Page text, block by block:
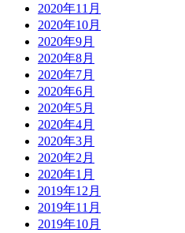
2020年11月
2020年10月
2020年9月
2020年8月
2020年7月
2020年6月
2020年5月
2020年4月
2020年3月
2020年2月
2020年1月
2019年12月
2019年11月
2019年10月